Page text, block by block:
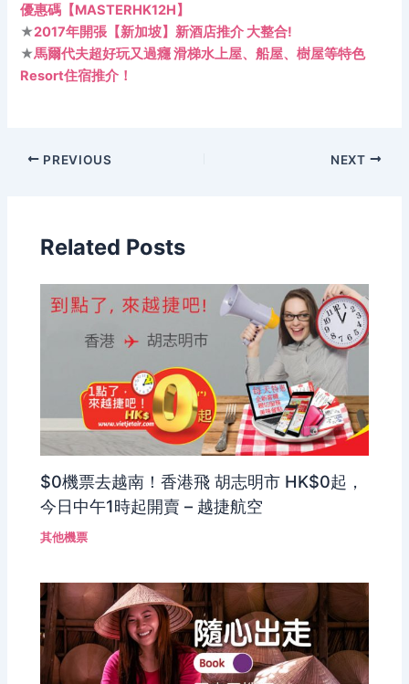
優惠碼【MASTERHK12H】
★2017年開張【新加坡】新酒店推介 大整合!
★馬爾代夫超好玩又過癮 滑梯水上屋、船屋、樹屋等特色
Resort住宿推介！
PREVIOUS NEXT
Related Posts
$0機票去越南！香港飛 胡志明市 HK$0起，
今日中午1時起開賣 – 越捷航空
其他機票